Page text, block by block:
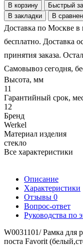
В корзину
Быстрый
В закладки
В
Доставка по Москве
бесплатно. Доставка
принятия заказа.
Самовывоз сегодня,
Высота, мм
11
Гарантийный срок,
12
Бренд
Werkel
Материал изделия
стекло
Все характеристики
Описание
Характеристики
Отзывы 0
Вопрос-ответ
Руководства по
W0031101/ Рамка для
поста Favorit